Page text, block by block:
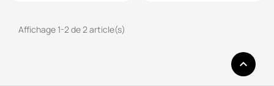
Affichage 1-2 de 2 article(s)
